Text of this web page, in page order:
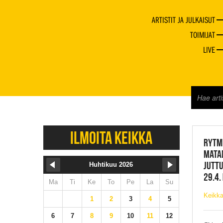
ARTISTIT JA JULKAISUT
TOIMIJAT
LIVE
29.4.
ILMOITA KEIKKA
Huhtikuu 2026
Ma Ti Ke To Pe La Su
1 2 3 4 5
6 7 8 9 10 11 12